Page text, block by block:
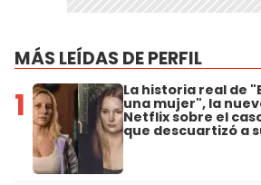
MÁS LEÍDAS DE PERFIL
1 La historia real de
una mujer", la
Netflix sobre el
que descuartizó a